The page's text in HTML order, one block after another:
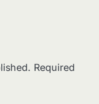
Required